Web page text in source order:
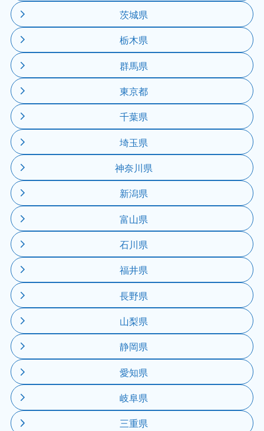
茨城県
栃木県
群馬県
東京都
千葉県
埼玉県
神奈川県
新潟県
富山県
石川県
福井県
長野県
山梨県
静岡県
愛知県
岐阜県
三重県